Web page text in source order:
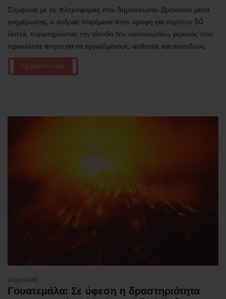
Σύμφωνα με τις πληροφορίες που δημοσίευσαν βρετανικά μέσα
ενημέρωσης, ο άνδρας παρέμεινε στην οροφή για περίπου 50
λεπτά, παρατηρώντας την είσοδο του νοσοκομείου, γεγονός που
προκάλεσε ανησυχία σε εργαζόμενους, ασθενείς και συνοδούς.
Περισσότερα
Δημοφιλή
Γουατεμάλα: Σε ύφεση η δραστηριότητα